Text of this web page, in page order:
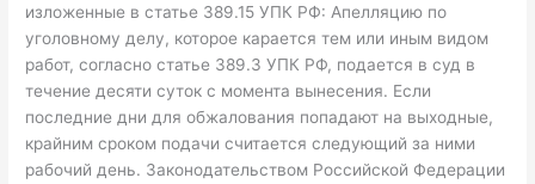
изложенные в статье 389.15 УПК РФ: Апелляцию по
уголовному делу, которое карается тем или иным видом
работ, согласно статье 389.3 УПК РФ, подается в суд в
течение десяти суток с момента вынесения. Если
последние дни для обжалования попадают на выходные,
крайним сроком подачи считается следующий за ними
рабочий день. Законодательством Российской Федерации